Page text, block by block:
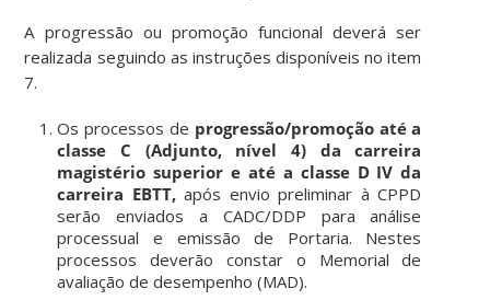
A progressão ou promoção funcional deverá ser
realizada seguindo as instruções disponíveis no item
7.
Os processos de progressão/promoção até a
classe C (Adjunto, nível 4) da carreira
magistério superior e até a classe D IV da
carreira EBTT,após envio preliminar à CPPD
serão enviados a CADC/DDP para análise
processual e emissão de Portaria. Nestes
processos deverão constar o Memorial de
avaliação de desempenho (MAD).